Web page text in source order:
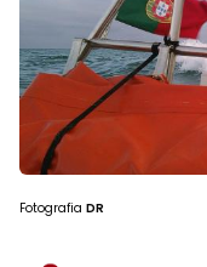
Fotografia DR